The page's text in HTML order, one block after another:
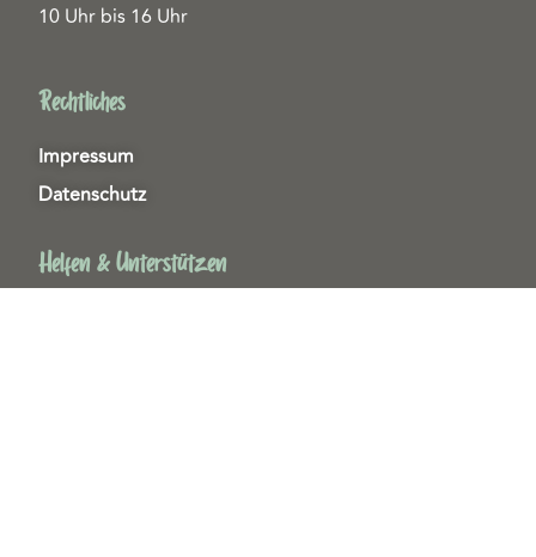
10 Uhr bis 16 Uhr
Rechtliches
Impressum
Datenschutz
Helfen & Unterstützen